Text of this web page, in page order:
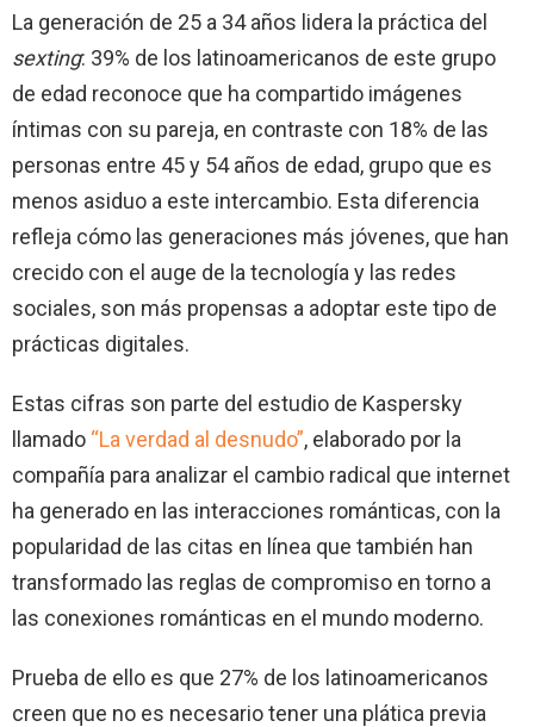
La generación de 25 a 34 años lidera la práctica del
sexting: 39% de los latinoamericanos de este grupo
de edad reconoce que ha compartido imágenes
íntimas con su pareja, en contraste con 18% de las
personas entre 45 y 54 años de edad, grupo que es
menos asiduo a este intercambio. Esta diferencia
refleja cómo las generaciones más jóvenes, que han
crecido con el auge de la tecnología y las redes
sociales, son más propensas a adoptar este tipo de
prácticas digitales.
Estas cifras son parte del estudio de Kaspersky
llamado “La verdad al desnudo”, elaborado por la
compañía para analizar el cambio radical que internet
ha generado en las interacciones románticas, con la
popularidad de las citas en línea que también han
transformado las reglas de compromiso en torno a
las conexiones románticas en el mundo moderno.
Prueba de ello es que 27% de los latinoamericanos
creen que no es necesario tener una plática previa